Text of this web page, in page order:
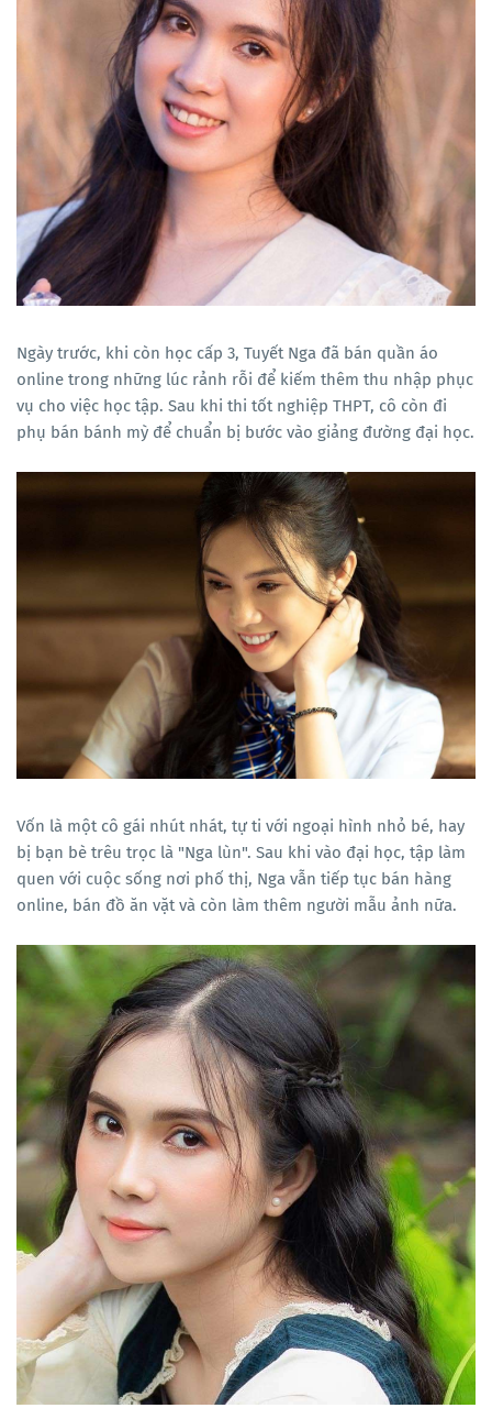
Ngày trước, khi còn học cấp 3, Tuyết Nga đã bán quần áo
online trong những lúc rảnh rỗi để kiếm thêm thu nhập phục
vụ cho việc học tập. Sau khi thi tốt nghiệp THPT, cô còn đi
phụ bán bánh mỳ để chuẩn bị bước vào giảng đường đại học.
Vốn là một cô gái nhút nhát, tự ti với ngoại hình nhỏ bé, hay
bị bạn bè trêu trọc là "Nga lùn". Sau khi vào đại học, tập làm
quen với cuộc sống nơi phố thị, Nga vẫn tiếp tục bán hàng
online, bán đồ ăn vặt và còn làm thêm người mẫu ảnh nữa.